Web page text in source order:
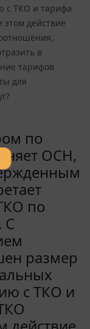
с ТКО и тарифа
этом действие
в
тарифов
для
по
ОСН,
по
С
размер
с ТКО и